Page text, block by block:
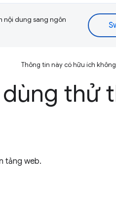
nội dung sang ngôn
Thông tin này có hữu ích
thử
tảng web.